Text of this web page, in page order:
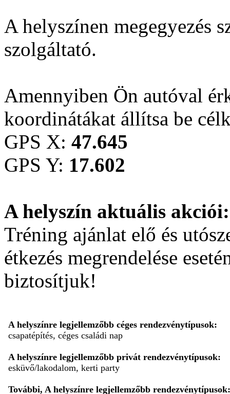
A helyszínen megegyezés
szolgáltató.
Amennyiben Ön autóval
koordinátákat állítsa be
GPS X: 47.645
GPS Y: 17.602
A helyszín aktuális akciói:
Tréning ajánlat elő és
étkezés megrendelése
biztosítjuk!
A helyszínre legjellemzőbb céges rendezvénytípusok:
csapatépítés, céges családi nap
A helyszínre legjellemzőbb privát rendezvénytípusok:
esküvő/lakodalom, kerti party
További, A helyszínre legjellemzőbb rendezvénytípusok: